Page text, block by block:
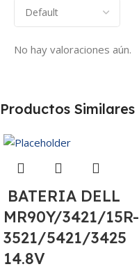
No hay valoraciones aún.
Productos Similares
BATERIA DELL
MR90Y/3421/15R-
3521/5421/3425
14.8V